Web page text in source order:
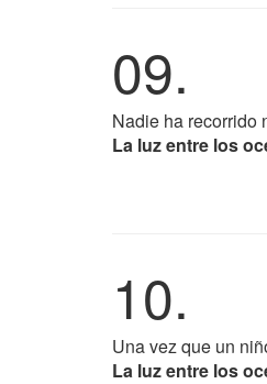
09.
Nadie ha recorrido
La luz entre los
10.
Una vez que un
La luz entre los